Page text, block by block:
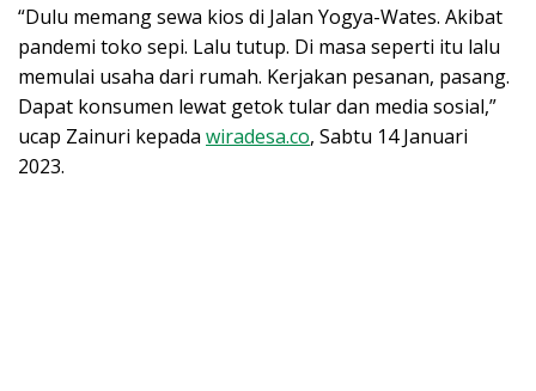
“Dulu memang sewa kios di Jalan Yogya-Wates. Akibat
pandemi toko sepi. Lalu tutup. Di masa seperti itu lalu
memulai usaha dari rumah. Kerjakan pesanan, pasang.
Dapat konsumen lewat getok tular dan media sosial,”
ucap Zainuri kepada wiradesa.co, Sabtu 14 Januari
2023.